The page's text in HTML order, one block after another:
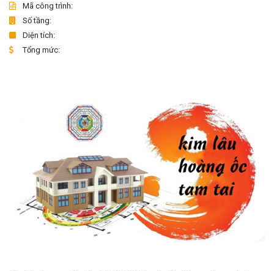
Mã công trình:
Số tầng:
Diện tích:
Tổng mức: